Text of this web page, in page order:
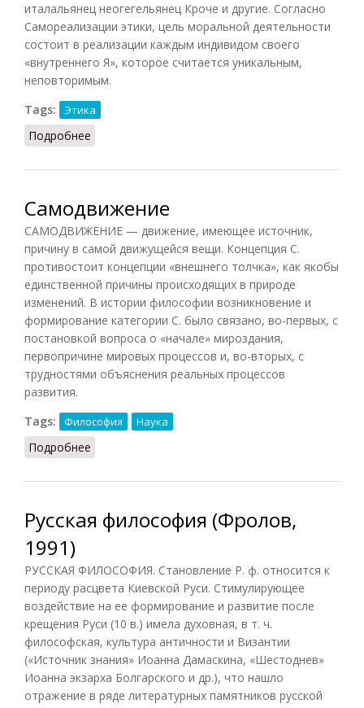
италальянец неогегельянец Кроче и другие. Согласно
Самореализации этики, цель моральной деятельности
состоит в реализации каждым индивидом своего
«внутреннего Я», которое считается уникальным,
неповторимым.
Tags:
Этика
Подробнее
Самодвижение
САМОДВИЖЕНИЕ — движение, имеющее источник,
причину в самой движущейся вещи. Концепция С.
противостоит концепции «внешнего толчка», как якобы
единственной причины происходящих в природе
изменений. В истории философии возникновение и
формирование категории С. было связано, во-первых, с
постановкой вопроса о «начале» мироздания,
первопричине мировых процессов и, во-вторых, с
трудностями объяснения реальных процессов
развития.
Tags:
Философия Наука
Подробнее
Русская философия (Фролов,
1991)
РУССКАЯ ФИЛОСОФИЯ. Становление Р. ф. относится к
периоду расцвета Киевской Руси. Стимулирующее
воздействие на ее формирование и развитие после
крещения Руси (10 в.) имела духовная, в т. ч.
философская, культура античности и Византии
(«Источник знания» Иоанна Дамаскина, «Шестоднев»
Иоанна экзарха Болгарского и др.), что нашло
отражение в ряде литературных памятников русской